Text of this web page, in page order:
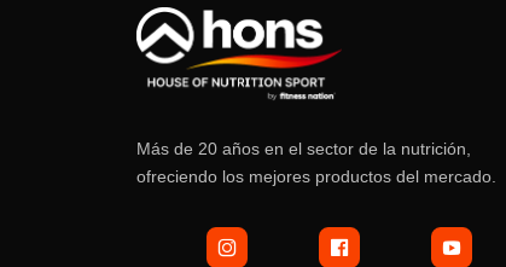
Más de 20 años en el sector de la nutrición,
ofreciendo los mejores productos del mercado.